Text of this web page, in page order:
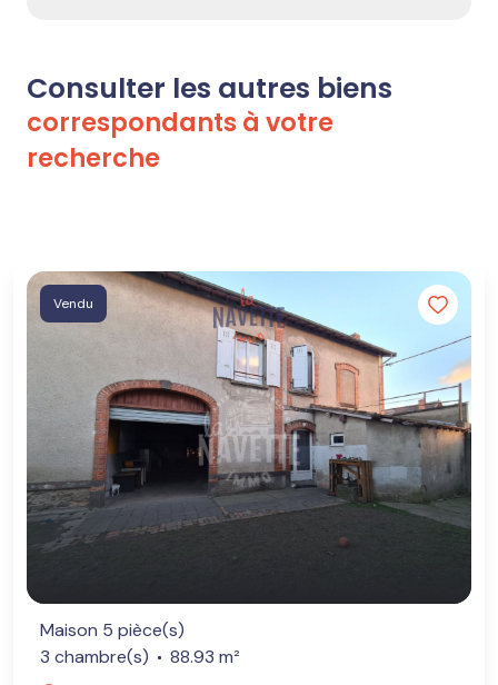
Consulter les autres biens
correspondants à votre
recherche
Vendu
Maison 5 pièce(s)
3 chambre(s)
88.93 m²